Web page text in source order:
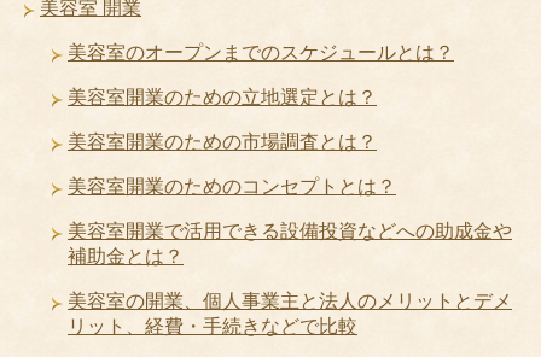
美容室 開業
美容室のオープンまでのスケジュールとは？
美容室開業のための立地選定とは？
美容室開業のための市場調査とは？
美容室開業のためのコンセプトとは？
美容室開業で活用できる設備投資などへの助成金や
補助金とは？
美容室の開業、個人事業主と法人のメリットとデメ
リット、経費・手続きなどで比較